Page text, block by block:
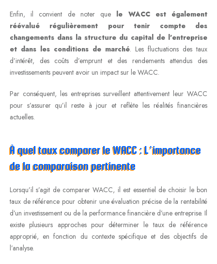
Enfin, il convient de noter que le WACC est également
réévalué régulièrement pour tenir compte des
changements dans la structure du capital de l’entreprise
et dans les conditions de marché. Les fluctuations des taux
d’intérêt, des coûts d’emprunt et des rendements attendus des
investissements peuvent avoir un impact sur le WACC.
Par conséquent, les entreprises surveillent attentivement leur WACC
pour s’assurer qu’il reste à jour et reflète les réalités financières
actuelles.
À quel taux comparer le WACC : L’importance
de la comparaison pertinente
Lorsqu’il s’agit de comparer WACC, il est essentiel de choisir le bon
taux de référence pour obtenir une évaluation précise de la rentabilité
d’un investissement ou de la performance financière d’une entreprise. Il
existe plusieurs approches pour déterminer le taux de référence
approprié, en fonction du contexte spécifique et des objectifs de
l’analyse.